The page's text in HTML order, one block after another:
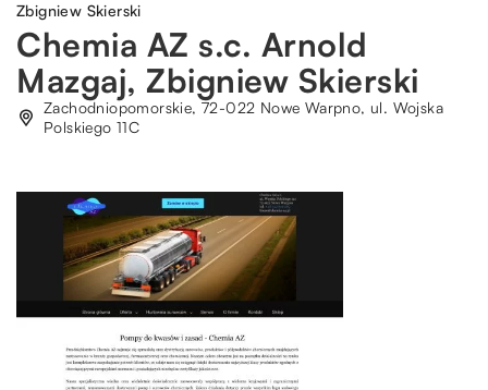
Zbigniew Skierski
Chemia AZ s.c. Arnold
Mazgaj, Zbigniew Skierski
Zachodniopomorskie, 72-022 Nowe Warpno, ul. Wojska
Polskiego 11C